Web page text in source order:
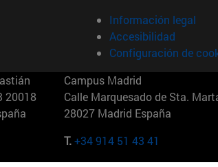
Información legal
Accesibilidad
Configuración de
20018
Campus Madrid
Calle Marquesado de Sta.
28027 Madrid España
T.+34 914 51 43 41